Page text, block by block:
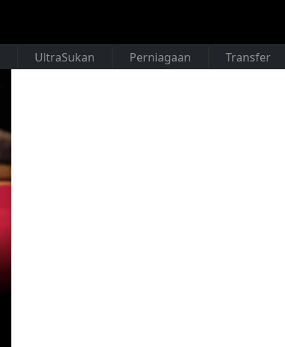
UltraSukan Perniagaan Transfer